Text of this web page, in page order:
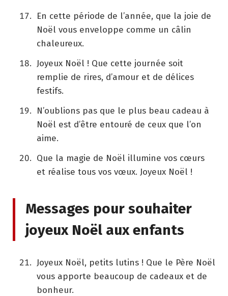
En cette période de l’année, que la joie de
Noël vous enveloppe comme un câlin
chaleureux.
Joyeux Noël ! Que cette journée soit
remplie de rires, d’amour et de délices
festifs.
N’oublions pas que le plus beau cadeau à
Noël est d’être entouré de ceux que l’on
aime.
Que la magie de Noël illumine vos cœurs
et réalise tous vos vœux. Joyeux Noël !
Messages pour souhaiter
joyeux Noël aux enfants
Joyeux Noël, petits lutins ! Que le Père Noël
vous apporte beaucoup de cadeaux et de
bonheur.